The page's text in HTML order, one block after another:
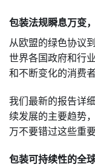
包装法规瞬息万变
从欧盟的绿色协议
世界各国政府和行
和不断变化的消费者
我们最新的报告详
续发展的主要趋势
万不要错过这些重
包装可持续性的全